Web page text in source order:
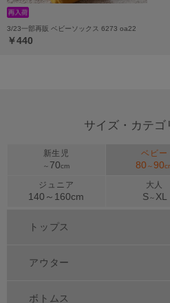
3/23一部再販 ベビーソックス 6273 oa22
￥440
サイズ・カテゴ
新生児
～ 70cm
ベビー
80 ～90
ジュニア
140～ 160cm
大人
S～ XL
トップス
アウター
ボトムス